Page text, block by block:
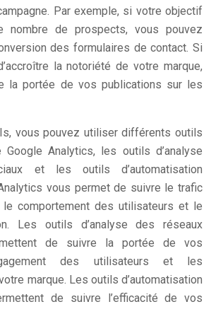
Par exemple, si votre objectif
nombre de prospects, vous pouvez
des formulaires de contact. Si
la notoriété de votre marque,
la portée de vos publications sur les
vous pouvez utiliser différents outils
Google Analytics, les outils d’analyse
et les outils d’automatisation
vous permet de suivre le trafic
comportement des utilisateurs et le
Les outils d’analyse des réseaux
de suivre la portée de vos
des utilisateurs et les
marque. Les outils d’automatisation
de suivre l’efficacité de vos